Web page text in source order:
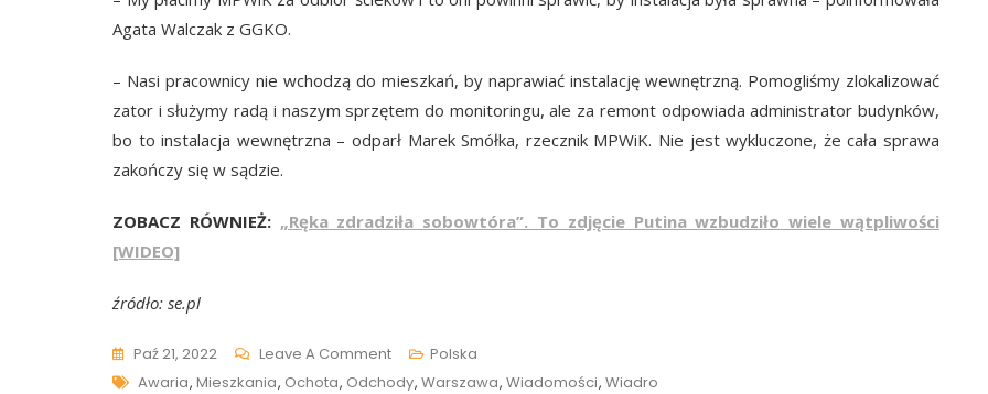
Agata Walczak z GGKO.
– Nasi pracownicy nie wchodzą do mieszkań, by naprawiać instalację wewnętrzną. Pomogliśmy zlokalizować
zator i służymy radą i naszym sprzętem do monitoringu, ale za remont odpowiada administrator budynków,
bo to instalacja wewnętrzna – odparł Marek Smółka, rzecznik MPWiK. Nie jest wykluczone, że cała sprawa
zakończy się w sądzie.
ZOBACZ RÓWNIEŻ: „Ręka zdradziła sobowtóra”. To zdjęcie Putina wzbudziło wiele wątpliwości
[WIDEO]
źródło: se.pl
Paź 21, 2022 Leave A CommentOn
„Lokatorzy
Polska
Tags
Awaria, Mieszkania, Ochota, Odchody, Warszawa, Wiadomości, Wiadro